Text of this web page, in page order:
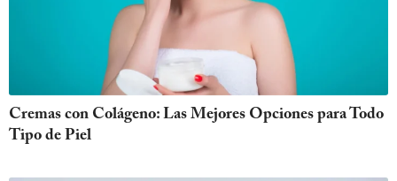
Cremas con Colágeno: Las Mejores Opciones para Todo
Tipo de Piel